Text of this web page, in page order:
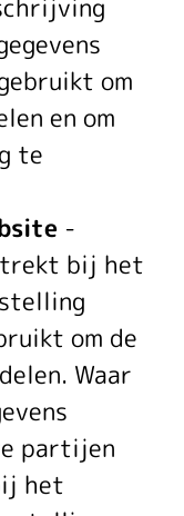
om
en om
te
-
bij het
om de
Waar
partijen
het